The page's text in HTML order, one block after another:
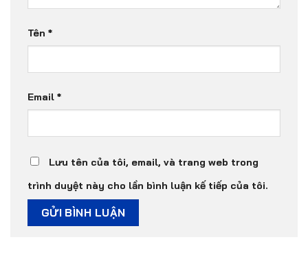
Tên *
Email *
Lưu tên của tôi, email, và trang web trong
trình duyệt này cho lần bình luận kế tiếp của tôi.